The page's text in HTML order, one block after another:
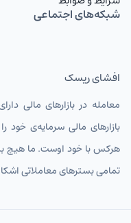
شبکه‌های اجتماعی
افشای ریسک
معامله در بازارهای مالی
بازارهای مالی سرمایه‌ی
هرکس با خود اوست. ما هیچ
تمامی بسترهای معاملاتی